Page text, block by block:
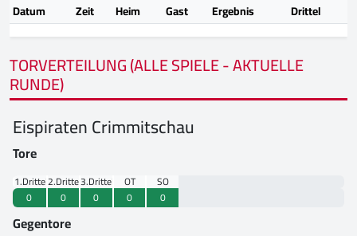
Datum Zeit Heim Gast Ergebnis Drittel
TORVERTEILUNG (ALLE SPIELE - AKTUELLE
RUNDE)
Eispiraten Crimmitschau
Tore
1.Drittel2.Drittel3.Drittel OT
SO
0
0 0 0 0
Gegentore